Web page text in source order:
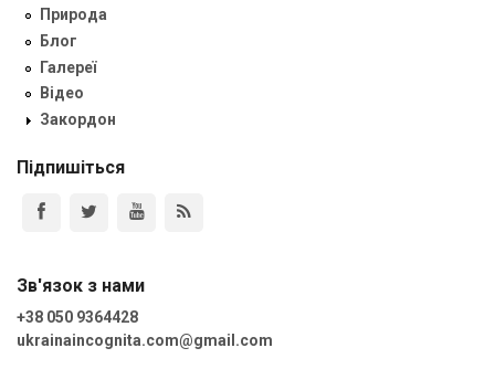
Природа
Блог
Галереї
Відео
Закордон
Підпишіться
Зв'язок з нами
+38 050 9364428
ukrainaincognita.com@gmail.com